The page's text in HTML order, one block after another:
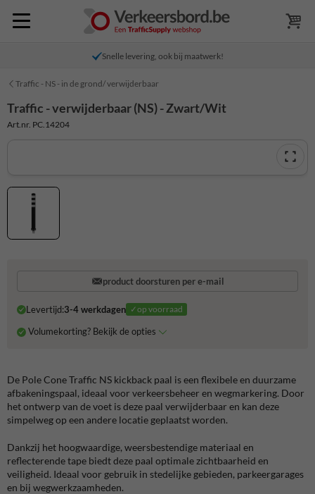
Snelle levering, ook bij maatwerk!
Traffic - NS - in de grond/ verwijderbaar
Traffic - verwijderbaar (NS) - Zwart/Wit
Art.nr. PC.14204
product doorsturen per e-mail
Levertijd:3-4 werkdagen ✓op voorraad
Volumekorting? Bekijk de opties
De Pole Cone Traffic NS kickback paal is een flexibele en duurzame
afbakeningspaal, ideaal voor verkeersbeheer en wegmarkering. Door
het ontwerp van de voet is deze paal verwijderbaar en kan deze
simpelweg op een andere locatie geplaatst worden.
Dankzij het hoogwaardige, weersbestendige materiaal en
reflecterende tape biedt deze paal optimale zichtbaarheid en
veiligheid. Ideaal voor gebruik in stedelijke gebieden, parkeergarages
en bij wegwerkzaamheden.